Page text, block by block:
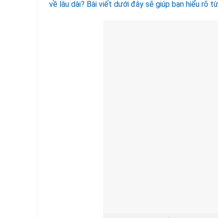
về lâu dài? Bài viết dưới đây sẽ giúp bạn hiểu rõ